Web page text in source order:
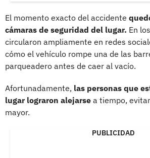
El momento exacto del accidente
cámaras de seguridad del lugar. En
circularon ampliamente en redes
cómo el vehículo rompe una de las
parqueadero antes de caer al vacío.
Afortunadamente, las personas que
lugar lograron alejarse a tiempo,
mayor.
PUBLICIDAD